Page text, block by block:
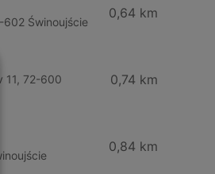
Świnoujście
0,64 km
11, 72-600
0,74 km
0,84 km